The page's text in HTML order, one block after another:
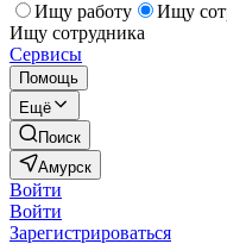
Ищу работу
Ищу
Ищу сотрудника
Сервисы
Помощь
Ещё
Поиск
Амурск
Войти
Войти
Зарегистрироваться